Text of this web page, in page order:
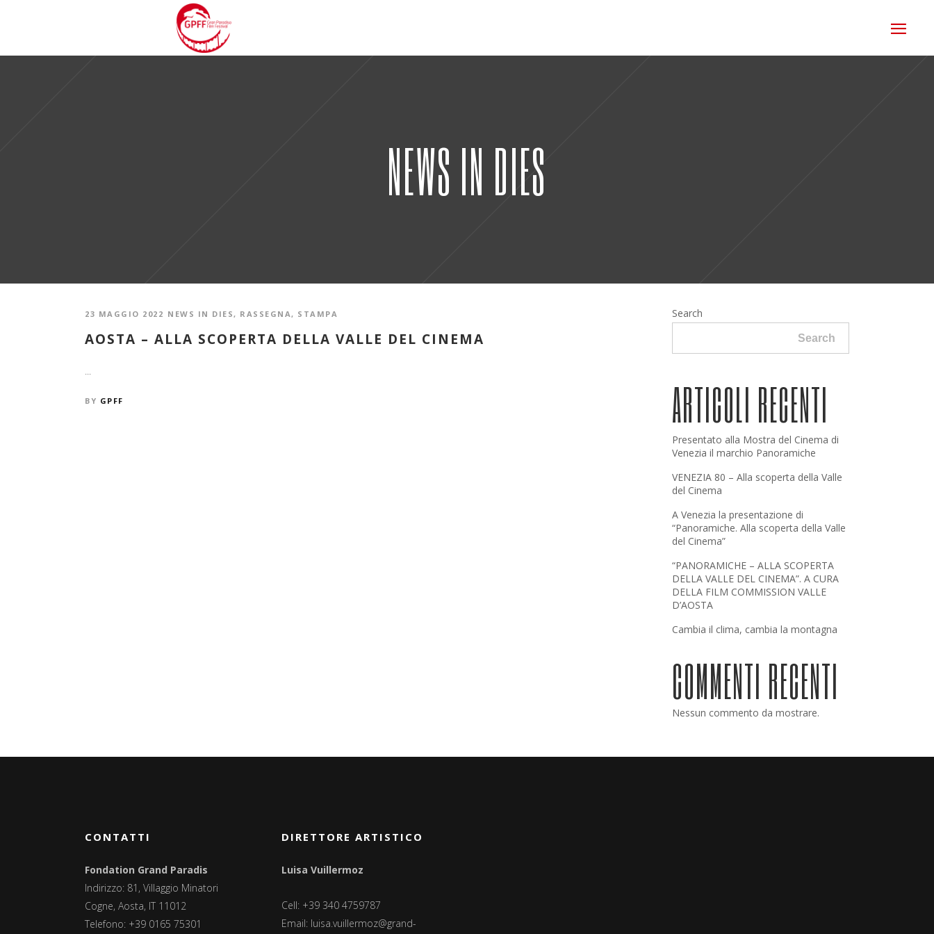
NEWS IN DIES
23 MAGGIO 2022 NEWS IN DIES, RASSEGNA, STAMPA
AOSTA – ALLA SCOPERTA DELLA VALLE DEL CINEMA
...
BY GPFF
Search
Search
ARTICOLI RECENTI
Presentato alla Mostra del Cinema di
Venezia il marchio Panoramiche
VENEZIA 80 – Alla scoperta della Valle
del Cinema
A Venezia la presentazione di
“Panoramiche. Alla scoperta della Valle
del Cinema”
“PANORAMICHE – ALLA SCOPERTA
DELLA VALLE DEL CINEMA”. A CURA
DELLA FILM COMMISSION VALLE
D’AOSTA
Cambia il clima, cambia la montagna
COMMENTI RECENTI
Nessun commento da mostrare.
CONTATTI
Fondation Grand Paradis
Indirizzo: 81, Villaggio Minatori
Cogne, Aosta, IT 11012
Telefono: +39 0165 75301
DIRETTORE ARTISTICO
Luisa Vuillermoz
Cell: +39 340 4759787
Email: luisa.vuillermoz@grand-